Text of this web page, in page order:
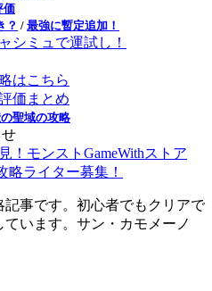
価
？ / 最強に暫定追加！
シミュで運試し！
はこちら
価まとめ
聖域の攻略
！モンストGameWithストア
略ライター募集！
事です。初心者でもクリアで
います。サン・カモメーノ